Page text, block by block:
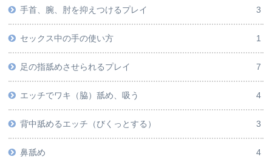
手首、腕、肘を抑えつけるプレイ 3
セックス中の手の使い方 1
足の指舐めさせられるプレイ 7
エッチでワキ（脇）舐め、吸う 4
背中舐めるエッチ（びくっとする） 3
鼻舐め 4